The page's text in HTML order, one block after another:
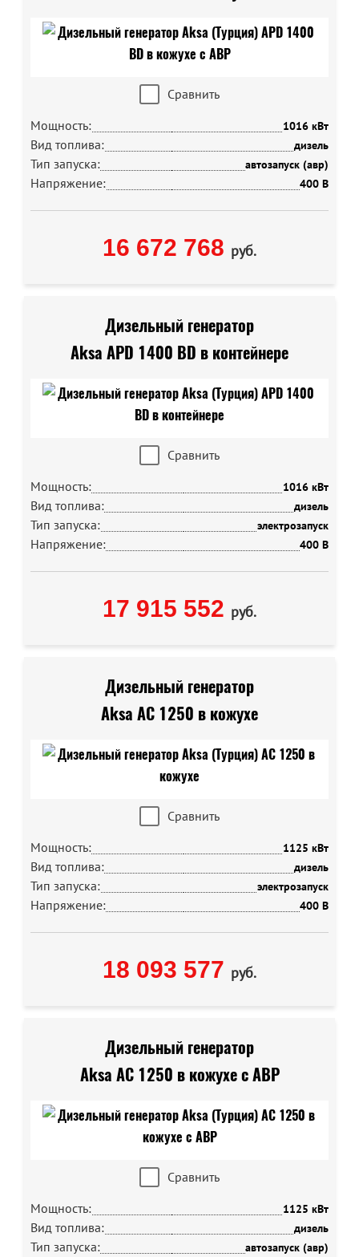
Сравнить
Мощность:
1016 кВт
Вид топлива: дизель
Тип запуска: автозапуск (авр)
Напряжение: 400 В
16 672 768 руб.
Дизельный генератор
Aksa APD 1400 BD в контейнере
Сравнить
Мощность:
1016 кВт
Вид топлива: дизель
Тип запуска: электрозапуск
Напряжение: 400 В
17 915 552 руб.
Дизельный генератор
Aksa AC 1250 в кожухе
Сравнить
Мощность:
1125 кВт
Вид топлива: дизель
Тип запуска: электрозапуск
Напряжение: 400 В
18 093 577 руб.
Дизельный генератор
Aksa AC 1250 в кожухе с АВР
Сравнить
Мощность:
1125 кВт
Вид топлива: дизель
Тип запуска: автозапуск (авр)